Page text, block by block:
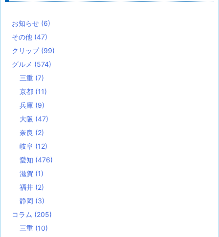
お知らせ (6)
その他 (47)
クリップ (99)
グルメ (574)
三重 (7)
京都 (11)
兵庫 (9)
大阪 (47)
奈良 (2)
岐阜 (12)
愛知 (476)
滋賀 (1)
福井 (2)
静岡 (3)
コラム (205)
三重 (10)